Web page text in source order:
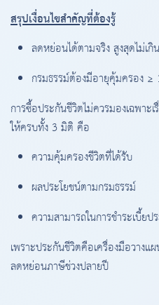
สรุปเงื่อนไขสำคัญที่ต้องรู้
ลดหย่อนได้ตามจริง สูงสุดไม่เ
กรมธรรม์ต้องมีอายุคุ้มครอง ≥
การซื้อประกันชีวิตไม่ควรมองเฉพา
ให้ครบทั้ง 3 มิติ คือ
ความคุ้มครองชีวิตที่ได้รับ
ผลประโยชน์ตามกรมธรรม์
ความสามารถในการชำระเบี้ย
เพราะประกันชีวิตคือเครื่องมือวางแ
ลดหย่อนภาษีช่วงปลายปี